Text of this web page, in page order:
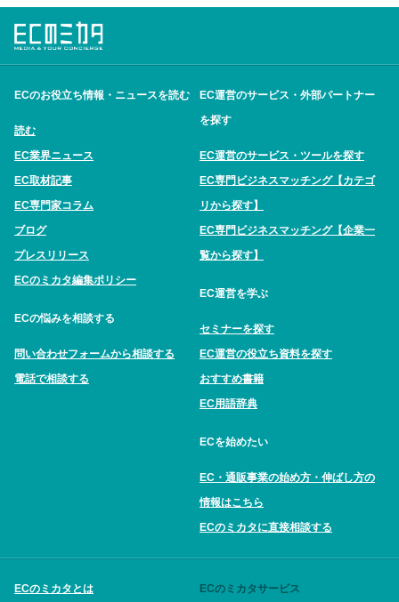
ECのお役立ち情報・ニュースを読む
読む
EC業界ニュース
EC取材記事
EC専門家コラム
ブログ
プレスリリース
ECのミカタ編集ポリシー
ECの悩みを相談する
問い合わせフォームから相談する
電話で相談する
EC運営のサービス・外部パートナー
を探す
EC運営のサービス・ツールを探す
EC専門ビジネスマッチング【カテゴ
リから探す】
EC専門ビジネスマッチング【企業一
覧から探す】
EC運営を学ぶ
セミナーを探す
EC運営の役立ち資料を探す
おすすめ書籍
EC用語辞典
ECを始めたい
EC・通販事業の始め方・伸ばし方の
情報はこちら
ECのミカタに直接相談する
ECのミカタとは ECのミカタサービス